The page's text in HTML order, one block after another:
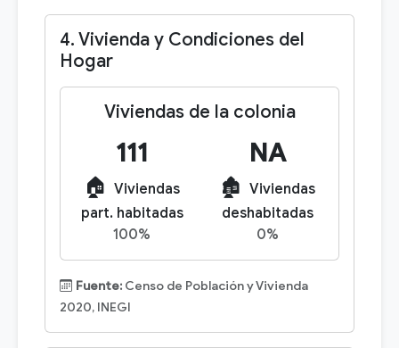
4. Vivienda y Condiciones del
Hogar
Viviendas de la colonia
111
🏠 Viviendas
part. habitadas
100%
NA
🏚️ Viviendas
deshabitadas
0%
Fuente: Censo de Población y Vivienda
2020, INEGI